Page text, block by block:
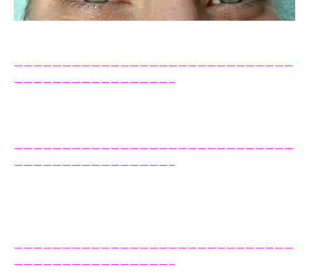
—————————————————————————————
————————————————–
—————————————————————————————
————————————————–
—————————————————————————————
————————————————–